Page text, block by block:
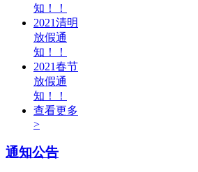
知！！
2021清明
放假通
知！！
2021春节
放假通
知！！
查看更多
>
通知公告